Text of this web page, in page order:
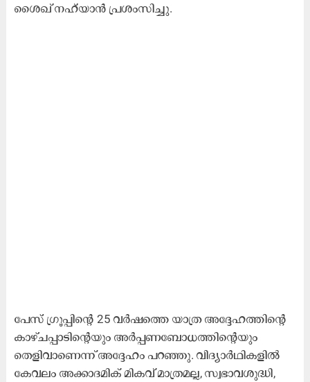
ശൈഖ്​ നഹ്​യാൻ പ്രശംസിച്ചു.
പേസ് ഗ്രൂപ്പിന്റെ 25 വർഷത്തെ യാത്ര അദ്ദേഹത്തിന്റെ
കാഴ്ചപ്പാടിന്റെയും അർപ്പണബോധത്തിന്റെയും
തെളിവാണെന്ന് അദ്ദേഹം പറഞ്ഞു. വിദ്യാർഥികളിൽ
കേവലം അക്കാദമിക് മികവ് മാത്രമല്ല, സ്വഭാവശുദ്ധി,